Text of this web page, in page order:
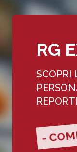
RG
SCOPRI
-